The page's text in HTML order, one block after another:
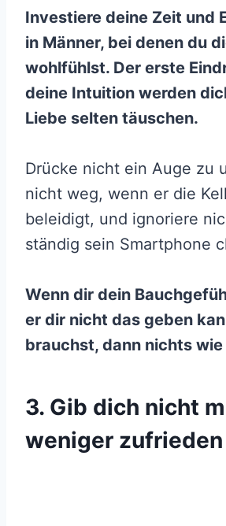
Investiere deine Zeit und
in Männer, bei denen du
wohlfühlst. Der erste
deine Intuition werden
Liebe selten täuschen.
Drücke nicht ein Auge zu
nicht weg, wenn er die
beleidigt, und ignoriere
ständig sein Smartphone
Wenn dir dein
er dir nicht das geben
brauchst, dann nichts
3. Gib dich nicht
weniger zufrieden